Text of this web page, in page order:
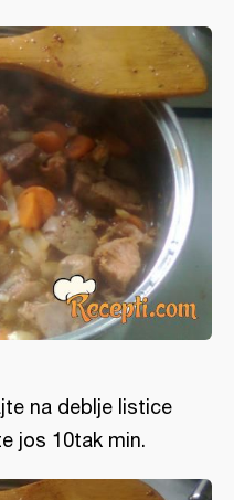
na deblje listice
jos 10tak min.